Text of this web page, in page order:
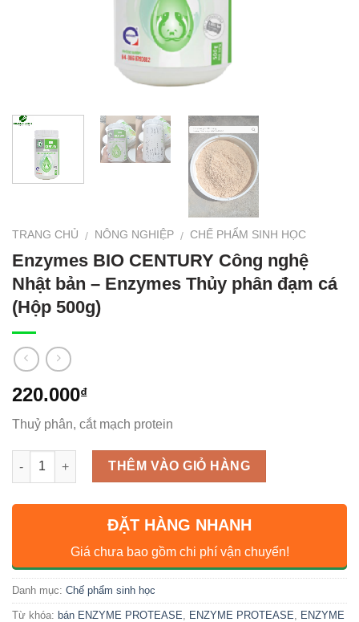
TRANG CHỦ / NÔNG NGHIỆP / CHẾ PHẨM SINH HỌC
Enzymes BIO CENTURY Công nghệ
Nhật bản – Enzymes Thủy phân đạm cá
(Hộp 500g)
220.000₫
Thuỷ phân, cắt mạch protein
Số lượng THÊM VÀO GIỎ HÀNG
ĐẶT HÀNG NHANH
Giá chưa bao gồm chi phí vận chuyển!
Danh mục: Chế phẩm sinh học
Từ khóa: bán ENZYME PROTEASE ENZYME PROTEASE
ENZYME